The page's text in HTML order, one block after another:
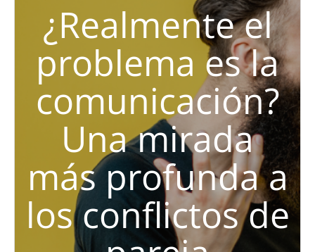
¿Realmente el
problema es la
comunicación?
Una mirada
más profunda a
los conflictos de